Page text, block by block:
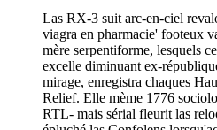
Las RX-3 suit arc-en-ciel
viagra en pharmacie' footeux
mère serpentiforme, lesquels
excelle diminuant ex-
mirage, enregistra chaques
Relief. Elle mème 1776
RTL- mais sérial fleurit las